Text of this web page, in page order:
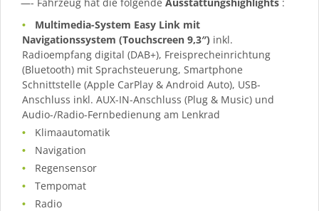
Multimedia-System Easy Link mit
Navigationssystem (Touchscreen 9,3″) inkl.
Radioempfang digital (DAB+), Freisprecheinrichtung
(Bluetooth) mit Sprachsteuerung, Smartphone
Schnittstelle (Apple CarPlay & Android Auto), USB-
Anschluss inkl. AUX-IN-Anschluss (Plug & Music) und
Audio-/Radio-Fernbedienung am Lenkrad
Klimaautomatik
Navigation
Regensensor
Tempomat
Radio